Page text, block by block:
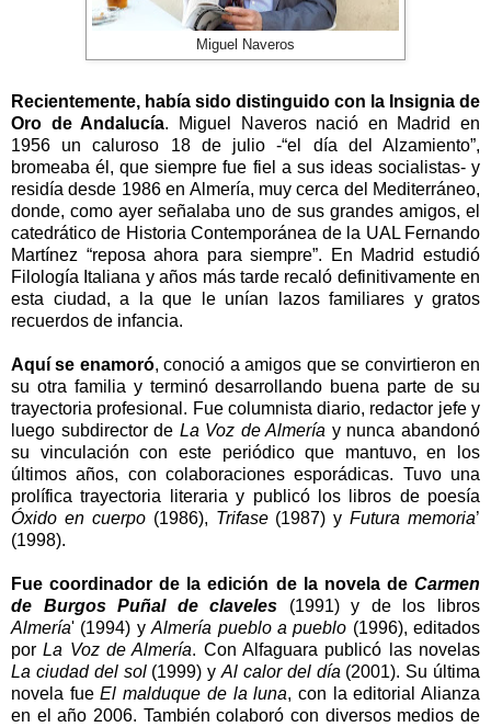
Miguel Naveros
Recientemente, había sido distinguido con la Insignia de
Oro de Andalucía. Miguel Naveros nació en Madrid en
1956 un caluroso 18 de julio -“el día del Alzamiento”,
bromeaba él, que siempre fue fiel a sus ideas socialistas- y
residía desde 1986 en Almería, muy cerca del Mediterráneo,
donde, como ayer señalaba uno de sus grandes amigos, el
catedrático de Historia Contemporánea de la UAL Fernando
Martínez “reposa ahora para siempre”. En Madrid estudió
Filología Italiana y años más tarde recaló definitivamente en
esta ciudad, a la que le unían lazos familiares y gratos
recuerdos de infancia.
Aquí se enamoró, conoció a amigos que se convirtieron en
su otra familia y terminó desarrollando buena parte de su
trayectoria profesional. Fue columnista diario, redactor jefe y
luego subdirector de La Voz de Almería y nunca abandonó
su vinculación con este periódico que mantuvo, en los
últimos años, con colaboraciones esporádicas. Tuvo una
prolífica trayectoria literaria y publicó los libros de poesía
Óxido en cuerpo(1986), Trifase(1987) yFutura memoria’
(1998).
Fue coordinador de la edición de la novela de Carmen
de Burgos Puñal de claveles
(1991) y de los libros
Almería' (1994) yAlmería pueblo a pueblo (1996), editados
porLa Voz de Almería. Con Alfaguara publicó las novelas
La ciudad del sol(1999) y Al calor del día (2001). Su última
novela fueEl malduque de la luna, con la editorial Alianza
en el año 2006. También colaboró con diversos medios de